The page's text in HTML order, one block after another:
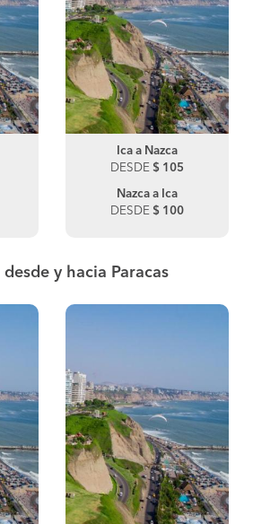
Ica a Nazca
DESDE $ 105
Nazca a Ica
DESDE $ 100
desde y hacia Paracas